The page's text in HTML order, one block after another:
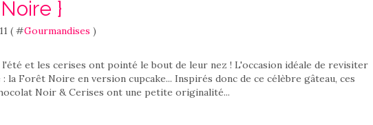
}
( #Gourmandises )
et les cerises ont pointé le bout de leur nez ! L'occasion idéale de revisiter
: la Forêt Noire en version cupcake... Inspirés donc de ce célèbre gâteau, ces
Noir & Cerises ont une petite originalité...